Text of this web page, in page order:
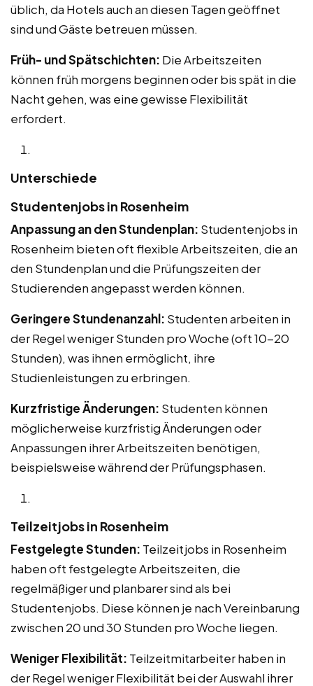
üblich, da Hotels auch an diesen Tagen geöffnet
sind und Gäste betreuen müssen.
Früh- und Spätschichten: Die Arbeitszeiten
können früh morgens beginnen oder bis spät in die
Nacht gehen, was eine gewisse Flexibilität
erfordert.
Unterschiede
Studentenjobs in Rosenheim
Anpassung an den Stundenplan: Studentenjobs in
Rosenheim bieten oft flexible Arbeitszeiten, die an
den Stundenplan und die Prüfungszeiten der
Studierenden angepasst werden können.
Geringere Stundenanzahl: Studenten arbeiten in
der Regel weniger Stunden pro Woche (oft 10-20
Stunden), was ihnen ermöglicht, ihre
Studienleistungen zu erbringen.
Kurzfristige Änderungen: Studenten können
möglicherweise kurzfristig Änderungen oder
Anpassungen ihrer Arbeitszeiten benötigen,
beispielsweise während der Prüfungsphasen.
Teilzeitjobs in Rosenheim
Festgelegte Stunden: Teilzeitjobs in Rosenheim
haben oft festgelegte Arbeitszeiten, die
regelmäßiger und planbarer sind als bei
Studentenjobs. Diese können je nach Vereinbarung
zwischen 20 und 30 Stunden pro Woche liegen.
Weniger Flexibilität: Teilzeitmitarbeiter haben in
der Regel weniger Flexibilität bei der Auswahl ihrer